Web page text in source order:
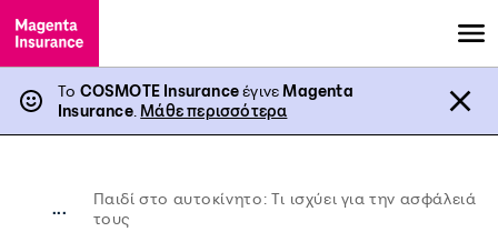
Το COSMOTE InsuranceέγινεMagenta
Insurance. Μάθε περισσότερα
...
Παιδί στο αυτοκίνητο: Τι ισχύει για την ασφάλειά
τους